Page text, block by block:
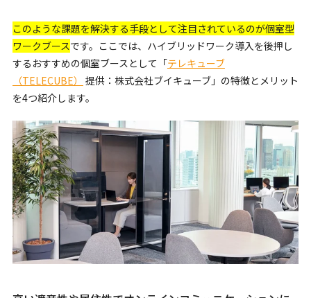
このような課題を解決する手段として注目されているのが個室型
ワークブースです。ここでは、ハイブリッドワーク導入を後押し
するおすすめの個室ブースとして「テレキューブ
（TELECUBE）
提供：株式会社ブイキューブ」の特徴とメリット
を4つ紹介します。